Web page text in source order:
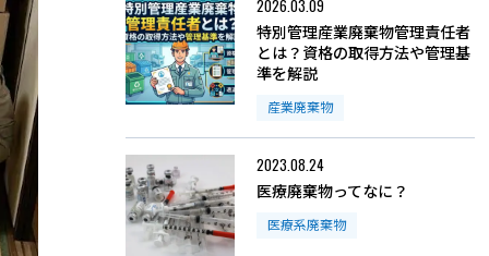
2026.03.09
特別管理産業廃棄物管理責任者
とは？資格の取得方法や管理基
準を解説
産業廃棄物
2023.08.24
医療廃棄物ってなに？
医療系廃棄物